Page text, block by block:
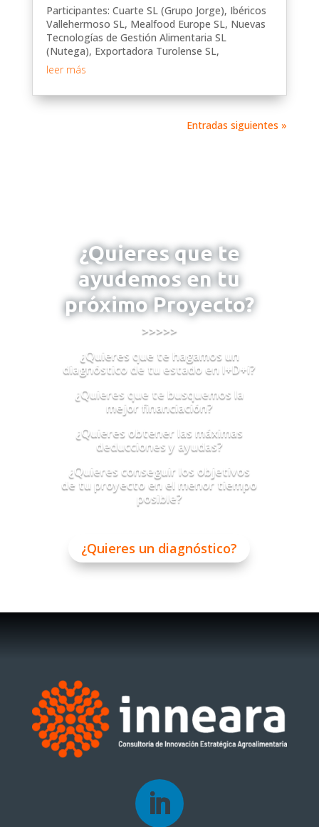
Participantes: Cuarte SL (Grupo Jorge), Ibéricos
Vallehermoso SL, Mealfood Europe SL, Nuevas
Tecnologías de Gestión Alimentaria SL
(Nutega), Exportadora Turolense SL,
leer más
Entradas siguientes »
¿Quieres que te
ayudemos en tu
próximo Proyecto?
>>>>>
¿Quieres que te hagamos un
diagnóstico de tu estado en I+D+i?
¿Quieres que te busquemos la
mejor financiación?
¿Quieres obtener las máximas
deducciones y ayudas?
¿Quieres conseguir los objetivos
de tu proyecto en el menor tiempo
posible?
¿Quieres un diagnóstico?